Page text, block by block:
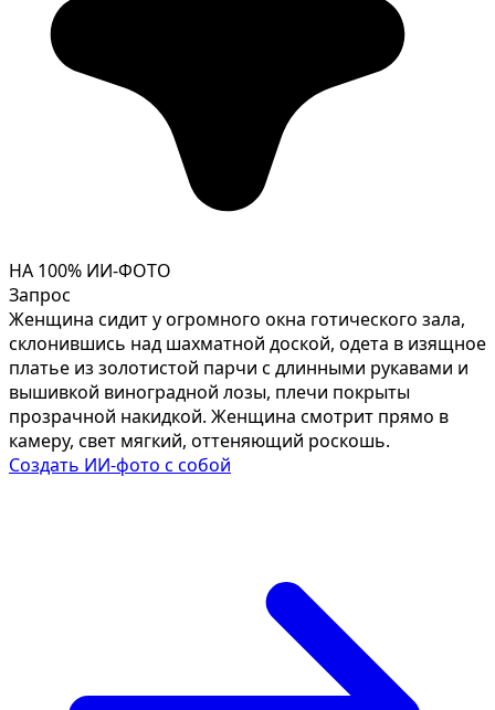
НА 100% ИИ-ФОТО
Запрос
Женщина сидит у огромного окна готического зала,
склонившись над шахматной доской, одета в изящное
платье из золотистой парчи с длинными рукавами и
вышивкой виноградной лозы, плечи покрыты
прозрачной накидкой. Женщина смотрит прямо в
камеру, свет мягкий, оттеняющий роскошь.
Создать ИИ-фото с собой